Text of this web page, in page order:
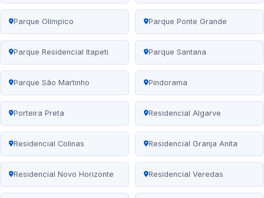
Parque Olímpico Parque Ponte Grande
Parque Residencial Itapeti Parque Santana
Parque São Martinho Pindorama
Porteira Preta Residencial Algarve
Residencial Colinas Residencial Granja Anita
Residencial Novo Horizonte Residencial Veredas